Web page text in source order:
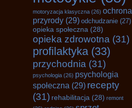
motoryzacja klasyczna (26) ochrona
przyrody (29) odchudzanie (27)
opieka społeczna (28)
opieka zdrowotna (31)
profilaktyka(33)
przychodnia (31)
psychologia (26) psychologia
społeczna (29) recepty
(31) rehabilitacja (28) remont